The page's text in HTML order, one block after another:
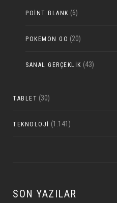
POINT BLANK (6)
POKEMON GO (20)
SANAL GERÇEKLIK (43)
TABLET (30)
TEKNOLOJI (1.141)
SON YAZILAR